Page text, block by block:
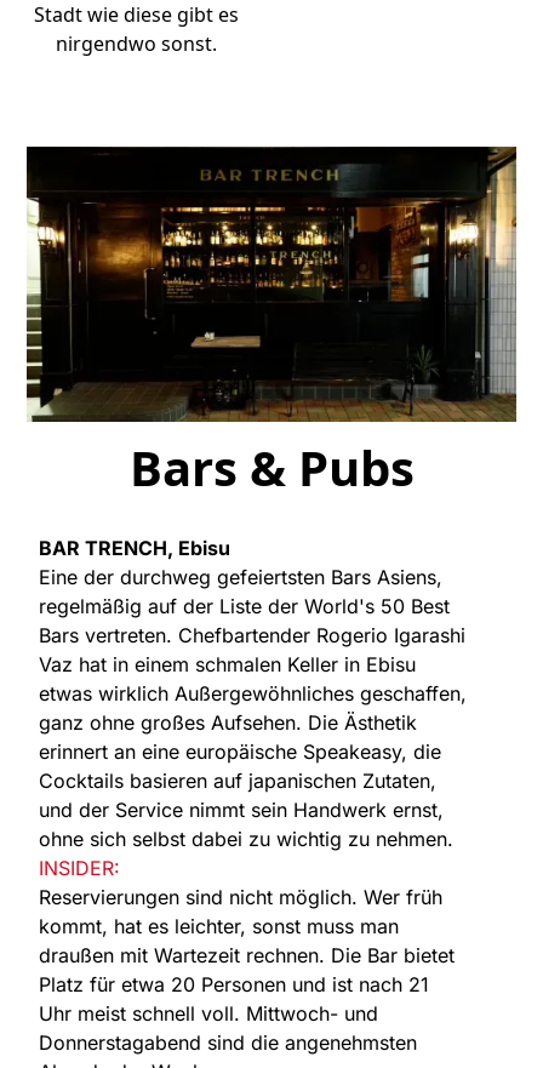
Stadt wie diese gibt es
nirgendwo sonst.
Bars & Pubs
BAR TRENCH, Ebisu
Eine der durchweg gefeiertsten Bars Asiens,
regelmäßig auf der Liste der World's 50 Best
Bars vertreten. Chefbartender Rogerio Igarashi
Vaz hat in einem schmalen Keller in Ebisu
etwas wirklich Außergewöhnliches geschaffen,
ganz ohne großes Aufsehen. Die Ästhetik
erinnert an eine europäische Speakeasy, die
Cocktails basieren auf japanischen Zutaten,
und der Service nimmt sein Handwerk ernst,
ohne sich selbst dabei zu wichtig zu nehmen.
INSIDER:
Reservierungen sind nicht möglich. Wer früh
kommt, hat es leichter, sonst muss man
draußen mit Wartezeit rechnen. Die Bar bietet
Platz für etwa 20 Personen und ist nach 21
Uhr meist schnell voll. Mittwoch- und
Donnerstagabend sind die angenehmsten